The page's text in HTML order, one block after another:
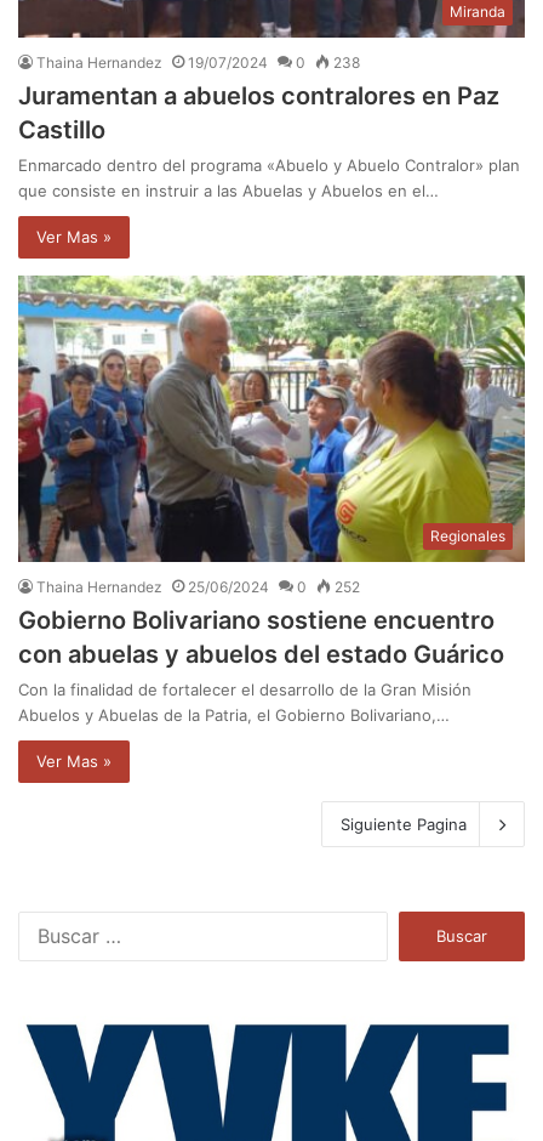
Miranda
Thaina Hernandez 19/07/2024 0 238
Juramentan a abuelos contralores en Paz
Castillo
Enmarcado dentro del programa «Abuelo y Abuelo Contralor» plan
que consiste en instruir a las Abuelas y Abuelos en el…
Ver Mas »
Regionales
Thaina Hernandez 25/06/2024 0 252
Gobierno Bolivariano sostiene encuentro
con abuelas y abuelos del estado Guárico
Con la finalidad de fortalecer el desarrollo de la Gran Misión
Abuelos y Abuelas de la Patria, el Gobierno Bolivariano,…
Ver Mas »
Siguiente Pagina
a